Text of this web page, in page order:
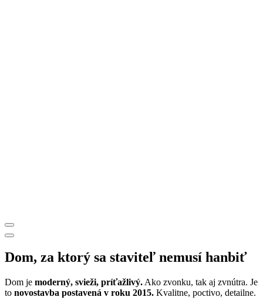
Dom, za ktorý sa staviteľ nemusí hanbiť
Dom je moderný, svieži, príťažlivý. Ako zvonku, tak aj zvnútra. Je
to novostavba postavená v roku 2015. Kvalitne, poctivo, detailne.